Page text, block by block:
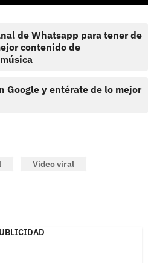
de Whatsapp para tener de
contenido de
Google y entérate de lo mejor
Video viral